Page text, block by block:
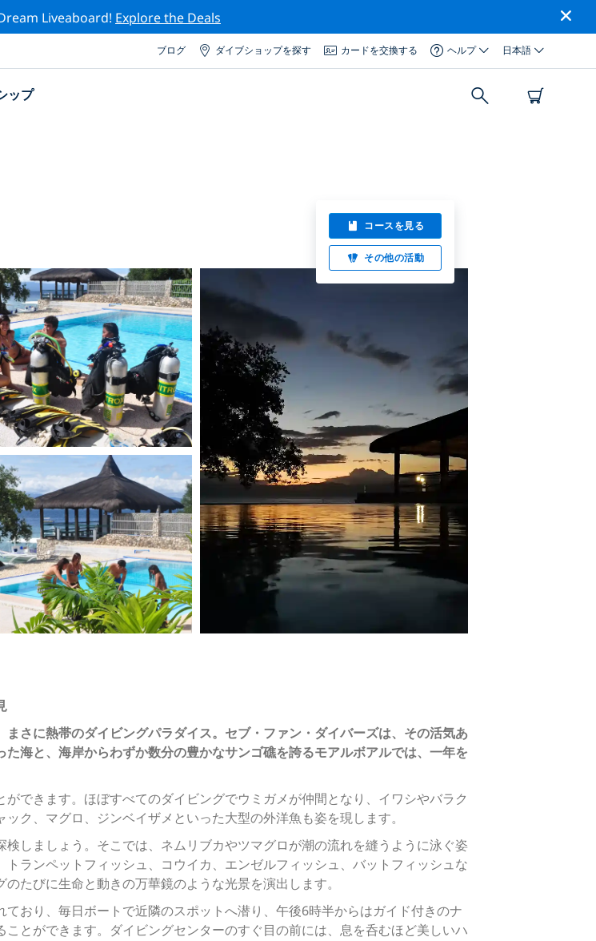
Liveaboard! Explore the Deals
ブログ ダイブショップを探す カードを交換する ヘルプ 日本語
ップ
コースを見る
その他の活動
さに熱帯のダイビングパラダイス。セブ・ファン・ダイバーズは、その活気あ
海と、海岸からわずか数分の豊かなサンゴ礁を誇るモアルボアルでは、一年を
できます。ほぼすべてのダイビングでウミガメが仲間となり、イワシやバラク
ク、マグロ、ジンベイザメといった大型の外洋魚も姿を現します。
しましょう。そこでは、ネムリブカやツマグロが潮の流れを縫うように泳ぐ姿
ランペットフィッシュ、コウイカ、エンゼルフィッシュ、バットフィッシュな
たびに生命と動きの万華鏡のような光景を演出します。
おり、毎日ボートで近隣のスポットへ潜り、午後6時半からはガイド付きのナ
とができます。ダイビングセンターのすぐ目の前には、息を呑むほど美しいハ